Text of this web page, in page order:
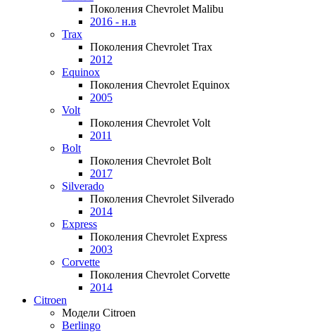
Поколения Chevrolet Malibu
2016 - н.в
Trax
Поколения Chevrolet Trax
2012
Equinox
Поколения Chevrolet Equinox
2005
Volt
Поколения Chevrolet Volt
2011
Bolt
Поколения Chevrolet Bolt
2017
Silverado
Поколения Chevrolet Silverado
2014
Express
Поколения Chevrolet Express
2003
Corvette
Поколения Chevrolet Corvette
2014
Citroen
Модели Citroen
Berlingo